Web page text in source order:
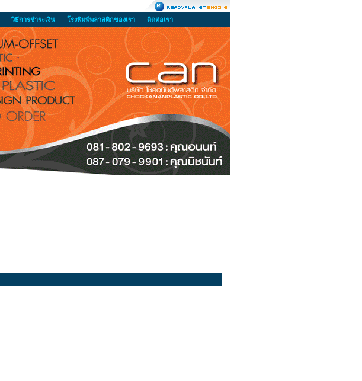
วิธีการชำระเงิน โรงพิมพ์พลาสติกของเรา ติดต่อเรา